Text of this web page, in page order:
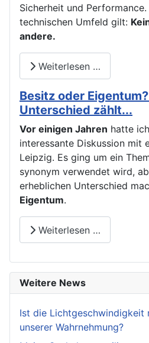
Sicherheit und
technischen Umfeld gilt:
andere.
Weiterlesen …
Besitz oder
Unterschied zählt...
Vor einigen Jahren hatte
interessante Diskussion mit
Leipzig. Es ging um ein
synonym verwendet wird,
erheblichen Unterschied
Eigentum.
Weiterlesen …
Weitere News
Ist die Lichtgeschwindigkeit
unserer Wahrnehmung?